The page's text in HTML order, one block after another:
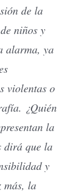
de la
niños y
alarma, ya
violentas o
¿Quién
la
dirá que la
y
más, la